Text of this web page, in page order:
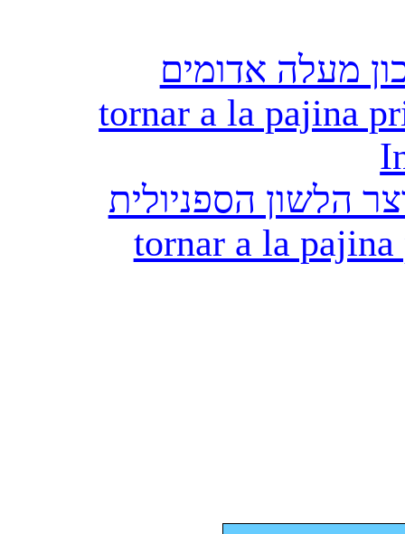
מעלה אדומים
tornar a la pajina
הלשון הספניולית
tornar a la